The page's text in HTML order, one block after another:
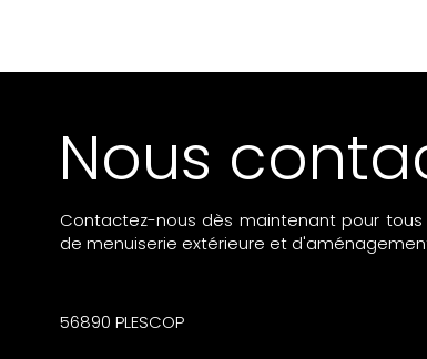
Nous
56890 PLESCOP
Contactez-nous dès maintenant pour
de menuiserie extérieure et